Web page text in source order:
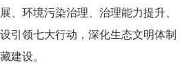
、环境污染治理、治理能力提升、
引领七大行动，深化生态文明体制
建设。